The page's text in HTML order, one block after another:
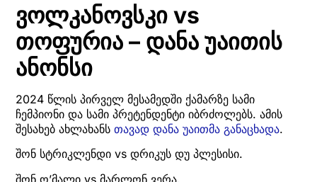
ვოლკანოვსკი vs
თოფურია – დანა უაითის
ანონსი
2024 წლის პირველ მესამედში ქამარზე სამი
ჩემპიონი და სამი პრეტენდენტი იბრძოლებს. ამის
შესახებ ახლახანს თავად დანა უაითმა განაცხადა.
შონ სტრიკლენდი vs დრიკუს დუ პლესისი.
შონ ო’მალი vs მარლონ ვერა.